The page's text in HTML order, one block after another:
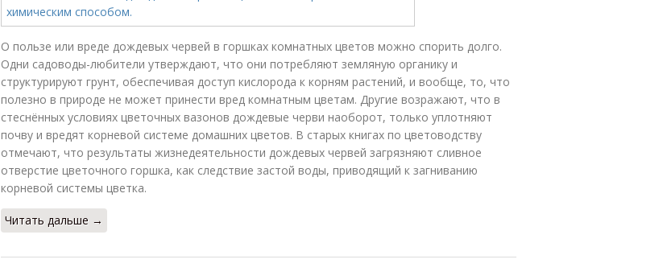
О пользе или вреде дождевых червей в горшках комнатных цветов можно спорить долго.
Одни садоводы-любители утверждают, что они потребляют земляную органику и
структурируют грунт, обеспечивая доступ кислорода к корням растений, и вообще, то, что
полезно в природе не может принести вред комнатным цветам. Другие возражают, что в
стеснённых условиях цветочных вазонов дождевые черви наоборот, только уплотняют
почву и вредят корневой системе домашних цветов. В старых книгах по цветоводству
отмечают, что результаты жизнедеятельности дождевых червей загрязняют сливное
отверстие цветочного горшка, как следствие застой воды, приводящий к загниванию
корневой системы цветка.
Читать дальше →